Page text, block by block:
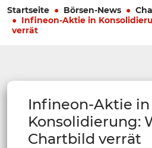
Startseite Börsen-News
Infineon-Aktie in
verrät
Infineon-Aktie in
Konsolidierung:
Chartbild verrät